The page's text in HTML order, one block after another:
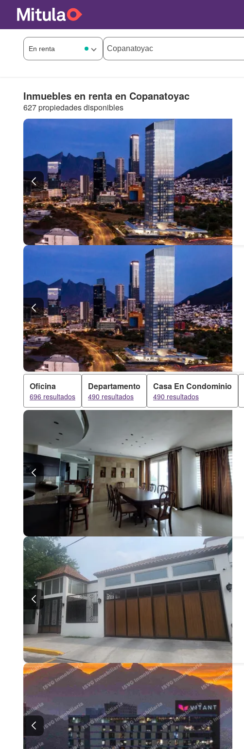
Inmuebles en renta en Copanatoyac
627 propiedades disponibles
Oficina
696 resultados
Departamento
490 resultados
Casa En Condominio
490 resultados